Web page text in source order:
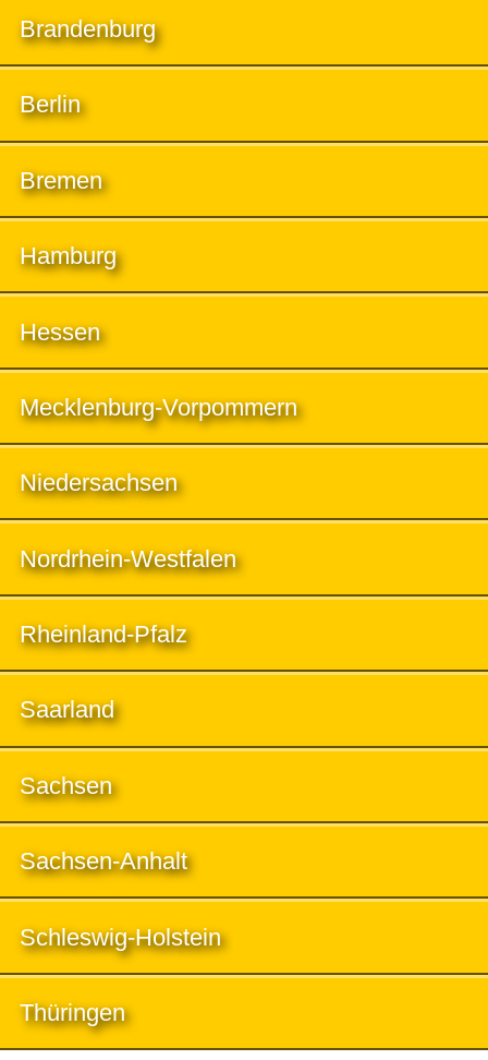
Brandenburg
Berlin
Bremen
Hamburg
Hessen
Mecklenburg-Vorpommern
Niedersachsen
Nordrhein-Westfalen
Rheinland-Pfalz
Saarland
Sachsen
Sachsen-Anhalt
Schleswig-Holstein
Thüringen